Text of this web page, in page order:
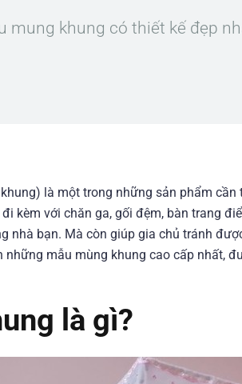
mung khung có thiết kế đẹp
là một trong những sản phẩm
kèm với chăn ga, gối đệm, bàn trang
nhà bạn. Mà còn giúp gia chủ tránh
những mẫu mùng khung cao cấp nhất,
là gì?